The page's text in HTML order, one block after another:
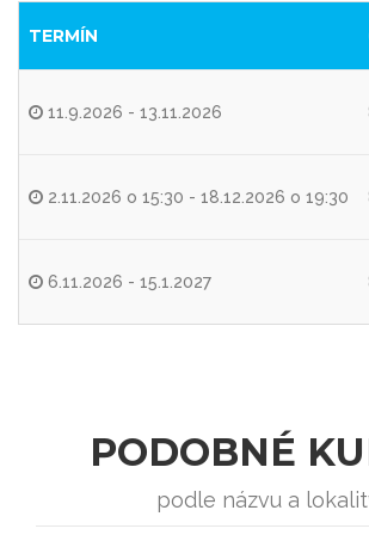
TERMÍN
11.9.2026 - 13.11.2026
2.11.2026 o 15:30 - 18.12.2026 o 19:30
6.11.2026 - 15.1.2027
PODOBNÉ
podle názvu a